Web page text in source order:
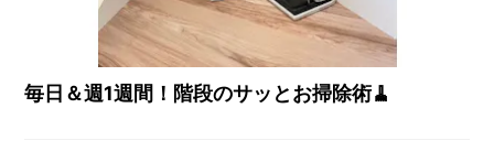
毎日＆週1週間！階段のサッとお掃除術🧹